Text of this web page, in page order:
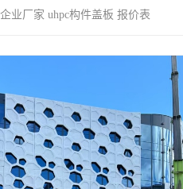
业厂家 uhpc构件盖板 报价表